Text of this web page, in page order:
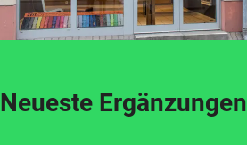
Neueste Ergänzungen